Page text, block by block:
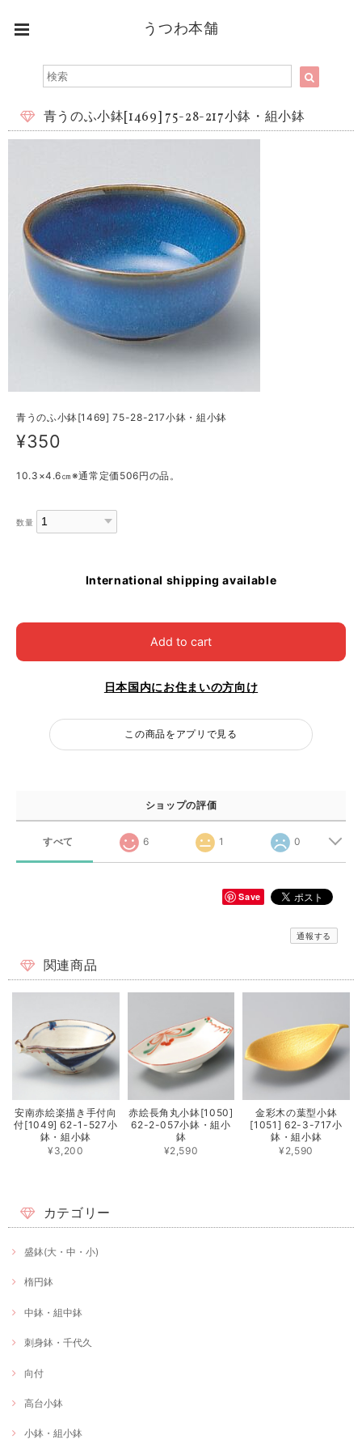
うつわ本舗
青うのふ小鉢[1469] 75-28-217小鉢・組小鉢
青うのふ小鉢[1469] 75-28-217小鉢・組小鉢
¥350
10.3×4.6㎝※通常定価506円の品。
数量
International shipping available
Add to cart
日本国内にお住まいの方向け
この商品をアプリで見る
ショップの評価
すべて 6 1 0
Save
通報する
関連商品
安南赤絵楽描き手付向
付[1049] 62-1-527小
鉢・組小鉢
¥3,200
赤絵長角丸小鉢[1050]
62-2-057小鉢・組小
鉢
¥2,590
金彩木の葉型小鉢
[1051] 62-3-717小
鉢・組小鉢
¥2,590
カテゴリー
盛鉢(大・中・小)
楕円鉢
中鉢・組中鉢
刺身鉢・千代久
向付
高台小鉢
小鉢・組小鉢